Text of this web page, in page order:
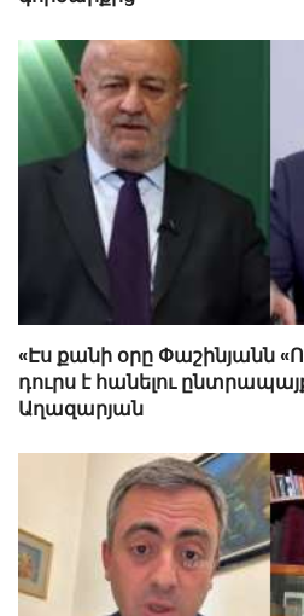
«Էս քանի օրը Փաշինյանն
դուրս է հանելու
Աղազարյան